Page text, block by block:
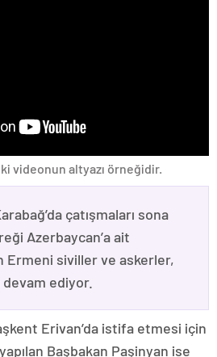
ki videonun altyazı örneğidir.
çatışmaları sona
Azerbaycan’a ait
Ermeni siviller ve askerler,
ediyor.
Erivan’da istifa etmesi için
Başbakan Paşinyan ise